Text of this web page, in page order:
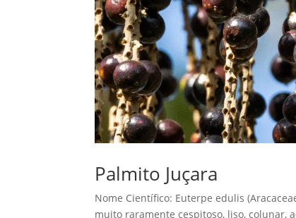
Palmito Juçara
Nome Científico: Euterpe edulis
muito raramente cespitoso, liso, colunar,